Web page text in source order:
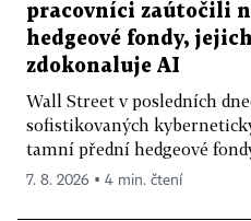
pracovníci zaútočili
hedgeové fondy,
zdokonaluje AI
Wall Street v posledních
sofistikovaných
tamní přední hedgeové
7. 8. 2026 ▪ 4 min. čtení